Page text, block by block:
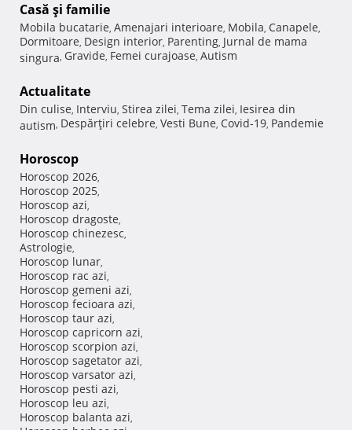
Casă şi familie
Mobila bucatarie, Amenajari interioare, Mobila, Canapele,
Dormitoare, Design interior, Parenting, Jurnal de mama
singura, Gravide, Femei curajoase, Autism
Actualitate
Din culise, Interviu, Stirea zilei, Tema zilei, Iesirea din
autism, Despărţiri celebre, Vesti Bune, Covid-19, Pandemie
Horoscop
Horoscop 2026,
Horoscop 2025,
Horoscop azi,
Horoscop dragoste,
Horoscop chinezesc,
Astrologie,
Horoscop lunar,
Horoscop rac azi,
Horoscop gemeni azi,
Horoscop fecioara azi,
Horoscop taur azi,
Horoscop capricorn azi,
Horoscop scorpion azi,
Horoscop sagetator azi,
Horoscop varsator azi,
Horoscop pesti azi,
Horoscop leu azi,
Horoscop balanta azi,